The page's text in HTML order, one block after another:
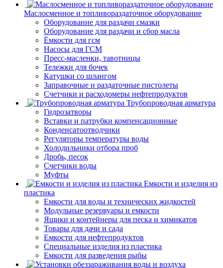
Маслосменное и топливораздаточное оборудование
Оборудование для раздачи смазки
Оборудование для раздачи и сбор масла
Ёмкости для гсм
Насосы для ГСМ
Пресс-масленки, тавотницы
Тележки для бочек
Катушки со шлангом
Заправочные и раздаточные пистолеты
Счетчики и расходомеры нефтепродуктов
Трубопроводная арматура
Гидрозатворы
Вставки и патрубки компенсационные
Конденсатоотводчики
Регуляторы температуры воды
Холодильники отбора проб
Дробь, песок
Счетчики воды
Муфты
Емкости и изделия из
пластика
Емкости для воды и технических жидкостей
Модульные резервуары и емкости
Ящики и контейнеры для песка и химикатов
Товары для дачи и сада
Емкости для нефтепродуктов
Специальные изделия из пластика
Емкости для разведения рыбы